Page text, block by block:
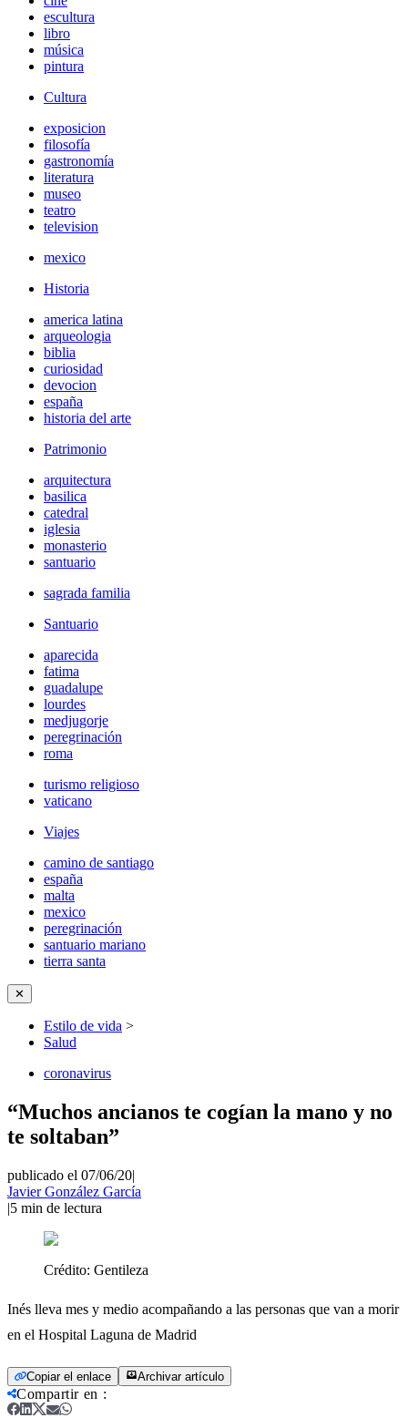
escultura
libro
música
pintura
Cultura
exposicion
filosofía
gastronomía
literatura
museo
teatro
television
mexico
Historia
america latina
arqueologia
biblia
curiosidad
devocion
españa
historia del arte
Patrimonio
arquitectura
basilica
catedral
iglesia
monasterio
santuario
sagrada familia
Santuario
aparecida
fatima
guadalupe
lourdes
medjugorje
peregrinación
roma
turismo religioso
vaticano
Viajes
camino de santiago
españa
malta
mexico
peregrinación
santuario mariano
tierra santa
✕
Estilo de vida >
Salud
coronavirus
“Muchos ancianos te cogían la mano y no
te soltaban”
publicado el 07/06/20|
Javier González García
|5 min de lectura
Crédito: Gentileza
Inés lleva mes y medio acompañando a las personas que van a morir
en el Hospital Laguna de Madrid
Copiar el enlace Archivar artículo
Compartir en :